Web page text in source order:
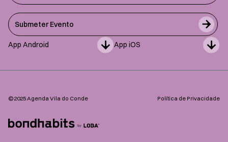
Submeter Evento
App Android App iOS
©2025 Agenda Vila do Conde Política de Privacidade